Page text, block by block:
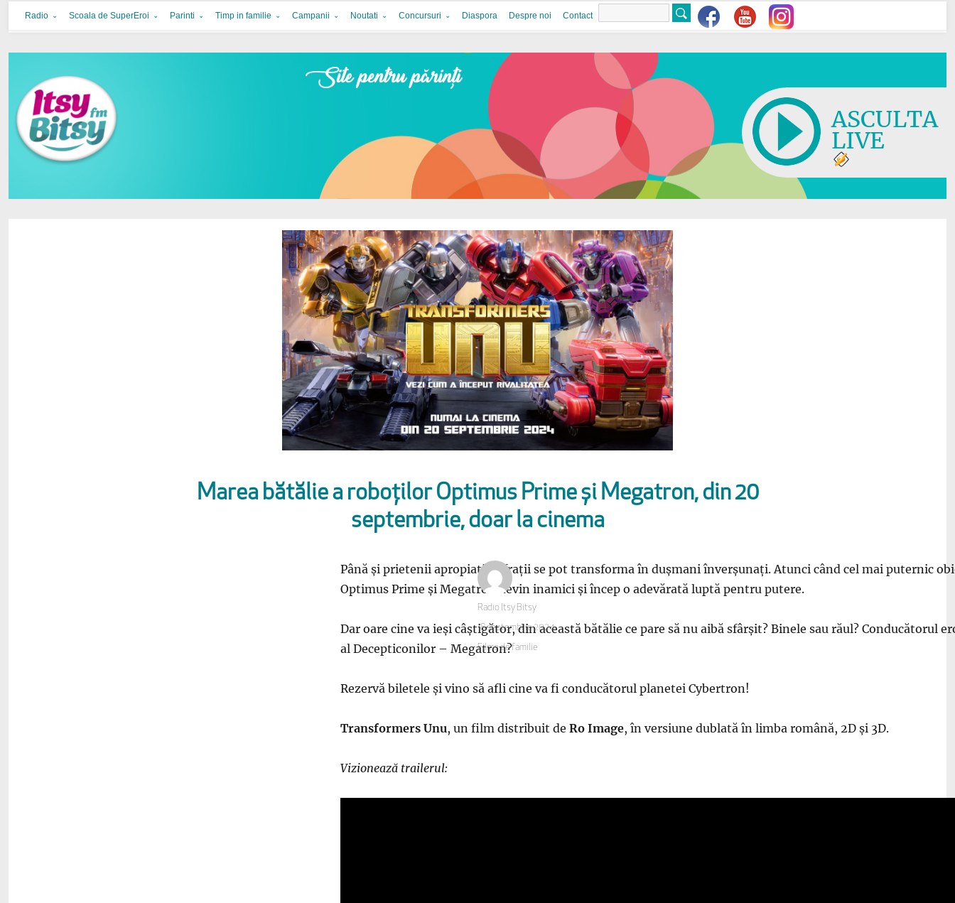
Itsy Bitsy
bucurie in familie
Radio Scoala de SuperEroi Parinti Timp in familie Campanii Noutati Concursuri Diaspora Despre noi Contact
ASCULTA
LIVE
Marea bătălie a roboților Optimus Prime și Megatron, din 20
septembrie, doar la cinema
Până și prietenii apropiați ca frații se pot transforma în dușmani înverșunați. Atunci când cel mai puternic
Optimus Prime și Megatron devin inamici și încep o adevărată luptă pentru putere.
Dar oare cine va ieși câștigător, din această bătălie ce pare să nu aibă sfârșit? Binele sau răul?
al Decepticonilor – Megatron?
Rezervă biletele și vino să afli cine va fi conducătorul planetei Cybertron!
Transformers Unu, un film distribuit de Ro Image, în versiune dublată în limba română, 2D și 3D.
Vizionează trailerul:
Autor
Radio Itsy Bitsy
Publicat
pe
18 septembrie 2024
Categorii
Filme de familie